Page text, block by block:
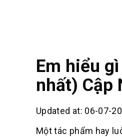
Em hiểu
nhất) Cập
Updated at: 06-07-
Một tác phẩm hay